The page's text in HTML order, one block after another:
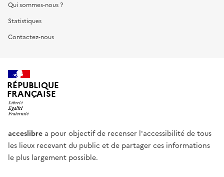
Qui sommes-nous ?
Statistiques
Contactez-nous
RÉPUBLIQUE
FRANÇAISE
acceslibre a pour objectif de recenser l'accessibilité de tous
les lieux recevant du public et de partager ces informations
le plus largement possible.